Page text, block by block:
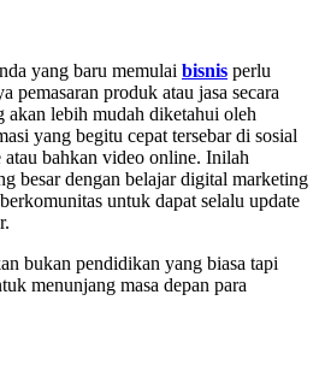
yang baru memulai bisnis perlu
pemasaran produk atau jasa secara
akan lebih mudah diketahui oleh
yang begitu cepat tersebar di sosial
bahkan video online. Inilah
besar dengan belajar digital marketing
untuk dapat selalu update
bukan pendidikan yang biasa tapi
menunjang masa depan para